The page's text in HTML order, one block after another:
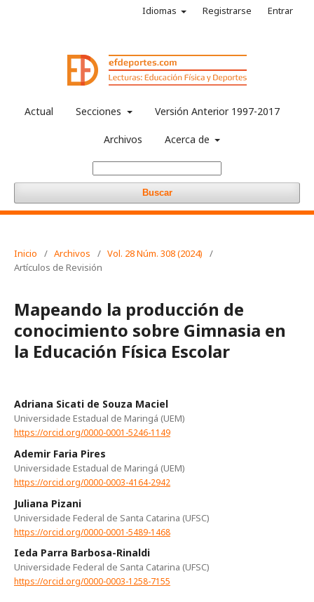
Actual Secciones Versión Anterior 1997-2017
Archivos Acerca de
Buscar
Idiomas Registrarse Entrar
Inicio / Archivos / Vol. 28 Núm. 308 (2024)
/
Artículos de Revisión
Mapeando la producción de
conocimiento sobre Gimnasia en
la Educación Física Escolar
Adriana Sicati de Souza Maciel
Universidade Estadual de Maringá (UEM)
https://orcid.org/0000-0001-5246-1149
Ademir Faria Pires
Universidade Estadual de Maringá (UEM)
https://orcid.org/0000-0003-4164-2942
Juliana Pizani
Universidade Federal de Santa Catarina (UFSC)
https://orcid.org/0000-0001-5489-1468
Ieda Parra Barbosa-Rinaldi
Universidade Federal de Santa Catarina (UFSC)
https://orcid.org/0000-0003-1258-7155